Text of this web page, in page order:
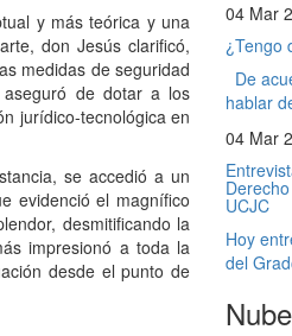
y más teórica y una
don Jesús clarificó,
medidas de seguridad
de dotar a los
jurídico-tecnológica en
se accedió a un
evidenció el magnífico
desmitificando la
impresionó a toda la
desde el punto de
04 Mar
¿Tengo
De
hablar
04 Mar
UCJC
Hoy
del